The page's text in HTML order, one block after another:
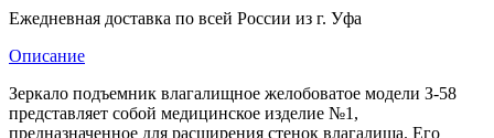
Ежедневная доставка по всей России из г. Уфа
Описание
Зеркало подъемник влагалищное желобоватое модели З-58
представляет собой медицинское изделие №1,
предназначенное для расширения стенок влагалища. Его